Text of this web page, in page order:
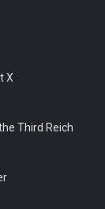
X
Third Reich